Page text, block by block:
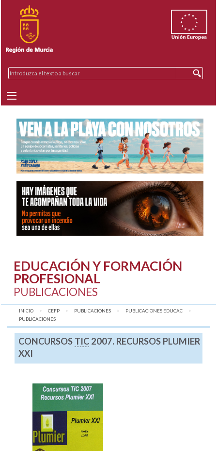
EDUCACIÓN Y FORMACIÓN
PROFESIONAL
PUBLICACIONES
INICIO CEFP PUBLICACIONES
PUBLICACIONES EDUCAC
AQUÍ:
PUBLICACIONES
CONCURSOS TIC2007. RECURSOS PLUMIER
XXI